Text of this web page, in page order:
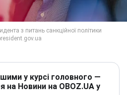
у курсі головного —
на Новини на OBOZ.UA у